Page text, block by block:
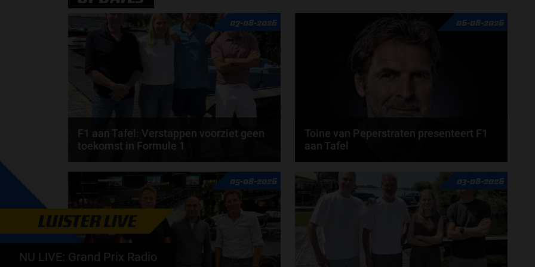
07-08-2026
F1 aan Tafel: Verstappen voorziet geen
toekomst in Formule 1
Max Verstappen wil géén Formule 1-team, de FIA en
de motorfabrikanten zaten niet op één lijn en...
doorde redactie van Grand Prix Radio
06-08-2026
Toine van Peperstraten presenteert F1
aan Tafel
Rob van Someren, Beitske Visser en Frans
Verschuur schuiven aan in de nieuwe F1 aan Tafel.
Iedere...
door
05-08-2026 03-08-2026
LUISTER LIVE
NU LIVE: Grand Prix Radio